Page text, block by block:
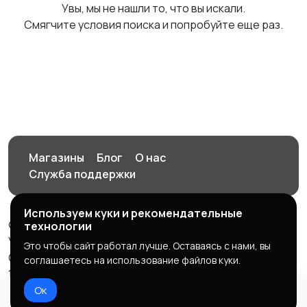
Увы, мы не нашли то, что вы искали.
Смягчите условия поиска и попробуйте еще раз.
Магазины Блог
О нас
Служба поддержки
© 2026 Орен-АЙ - Авто | Недвижимость | Работа |
Услуги
Создал Карусов Е.С ООО "ЦПК" ИНН 5609203278 ОГРН
1235600008841
Правила сервиса
Используем куки и рекомендательные
технологии
Это чтобы сайт работал лучше. Оставаясь с нами, вы
соглашаетесь на использование файлов куки.
Ок